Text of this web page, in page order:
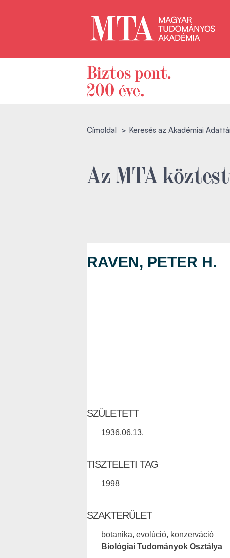
Címoldal Keresés az Akadémiai
Az MTA
RAVEN, PETER H.
SZÜLETETT
1936.06.13.
TISZTELETI TAG
1998
SZAKTERÜLET
botanika, evolúció, konzerváció
Biológiai Tudományok Osztálya